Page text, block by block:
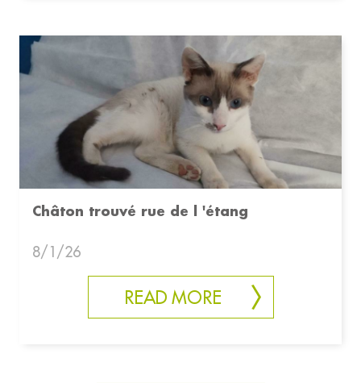
Châton trouvé rue de l 'étang
8/1/26
READ MORE